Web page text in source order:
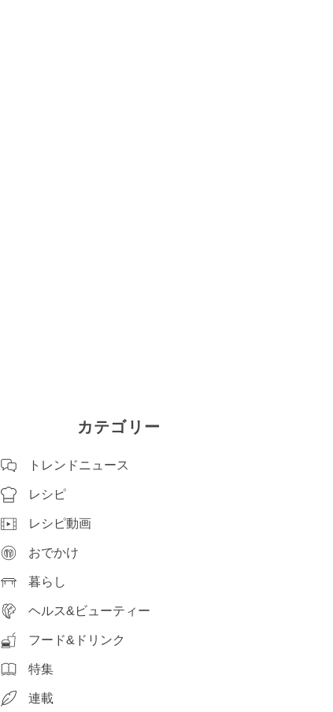
カテゴリー
トレンドニュース
レシピ
レシピ動画
おでかけ
暮らし
ヘルス&ビューティー
フード&ドリンク
特集
連載